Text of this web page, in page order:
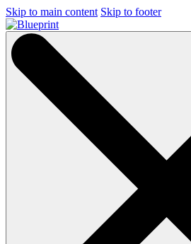
Skip to main content Skip to footer